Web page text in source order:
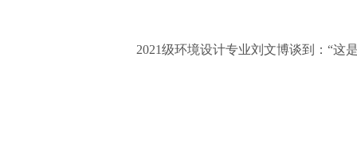
2021级环境设计专业刘文博谈到：“这